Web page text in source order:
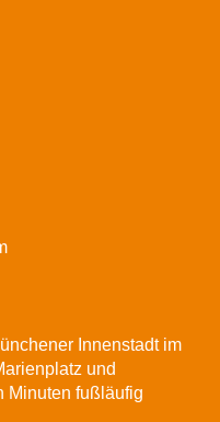
Innenstadt im
und
Minuten fußläufig